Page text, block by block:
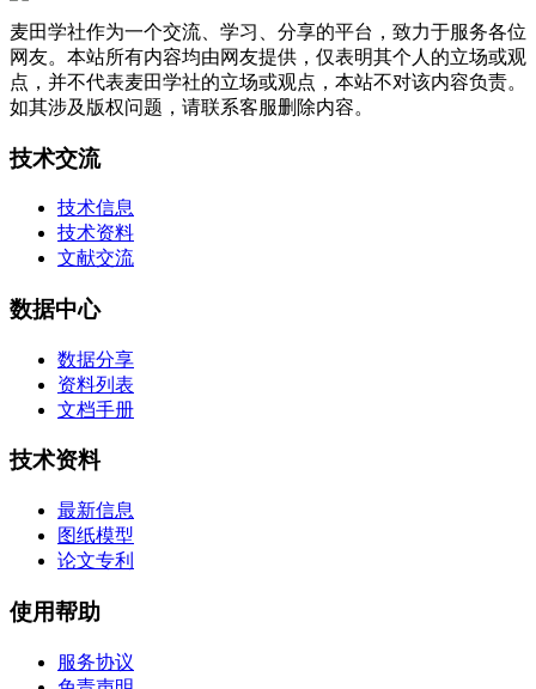
麦田学社作为一个交流、学习、分享的平台，致力于服务各位
网友。本站所有内容均由网友提供，仅表明其个人的立场或观
点，并不代表麦田学社的立场或观点，本站不对该内容负责。
如其涉及版权问题，请联系客服删除内容。
技术交流
技术信息
技术资料
文献交流
数据中心
数据分享
资料列表
文档手册
技术资料
最新信息
图纸模型
论文专利
使用帮助
服务协议